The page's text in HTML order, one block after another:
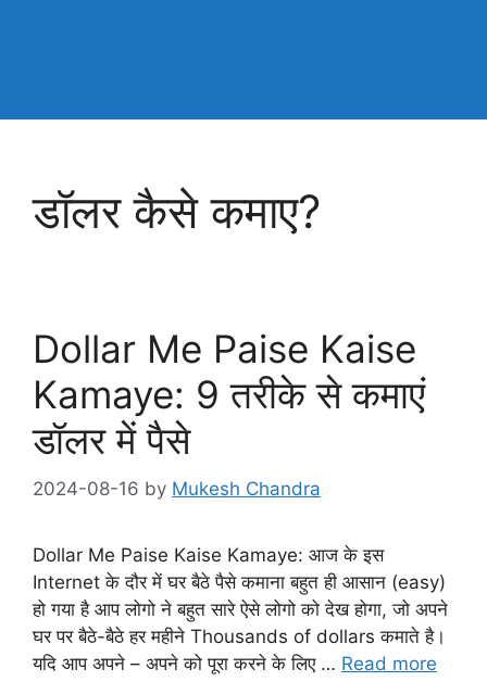
डॉलर कैसे कमाए?
Dollar Me Paise Kaise
Kamaye: 9 तरीके से कमाएं
डॉलर में पैसे
2024-08-16 by Mukesh Chandra
Dollar Me Paise Kaise Kamaye: आज के इस
Internet के दौर में घर बैठे पैसे कमाना बहुत ही आसान (easy)
हो गया है आप लोगो ने बहुत सारे ऐसे लोगो को देख होगा, जो अपने
घर पर बैठे-बैठे हर महीने Thousands of dollars कमाते है।
यदि आप अपने – अपने को पूरा करने के लिए … Read more